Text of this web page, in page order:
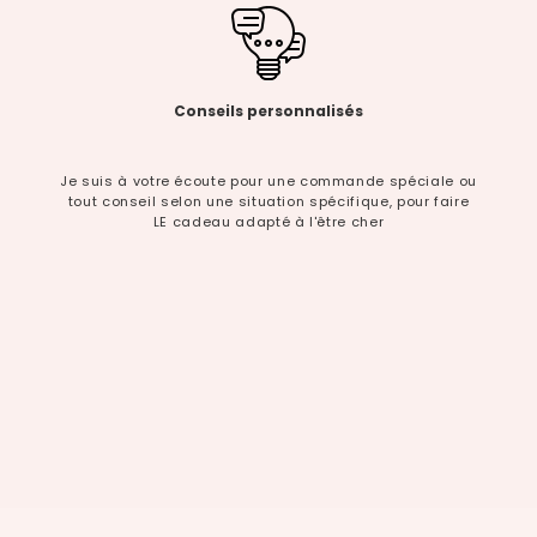
Conseils personnalisés
Je suis à votre écoute pour une commande spéciale ou
tout conseil selon une situation spécifique, pour faire
LE cadeau adapté à l'être cher